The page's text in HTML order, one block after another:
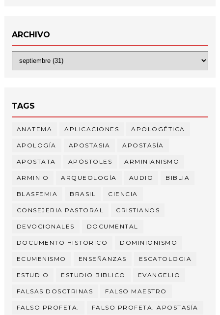
ARCHIVO
TAGS
ANATEMA APLICACIONES APOLOGÉTICA
APOLOGÍA APOSTASIA APOSTASÍA
APOSTATA APÓSTOLES ARMINIANISMO
ARMINIO ARQUEOLOGÍA AUDIO BIBLIA
BLASFEMIA BRASIL CIENCIA
CONSEJERIA PASTORAL CRISTIANOS
DEVOCIONALES DOCUMENTAL
DOCUMENTO HISTORICO DOMINIONISMO
ECUMENISMO ENSEÑANZAS ESCATOLOGIA
ESTUDIO ESTUDIO BIBLICO EVANGELIO
FALSAS DOSCTRINAS FALSO MAESTRO
FALSO PROFETA. FALSO PROFETA. APOSTASÍA